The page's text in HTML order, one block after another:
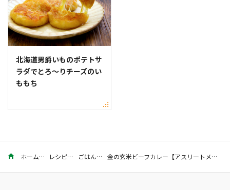
北海道男爵いものポテトサ
ラダでとろ〜りチーズのい
ももち
ホーム レシピ ごはん 金の玄米ビーフカレー【アスリートメシ1週間献立／金曜・夜】